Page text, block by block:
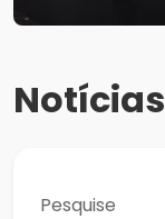
Notícias